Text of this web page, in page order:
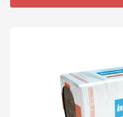
1200x600x40mm